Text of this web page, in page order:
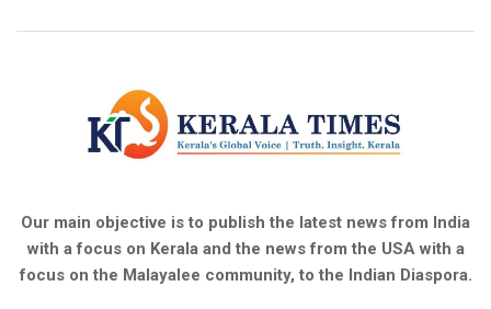
Our main objective is to publish the latest news from India
with a focus on Kerala and the news from the USA with a
focus on the Malayalee community, to the Indian Diaspora.